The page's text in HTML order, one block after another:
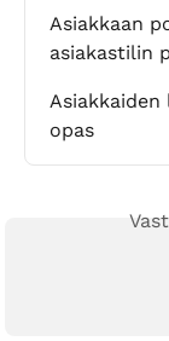
Asiakkaan
asiakastilin
opas